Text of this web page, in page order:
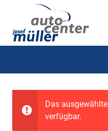
Das
verfügbar.